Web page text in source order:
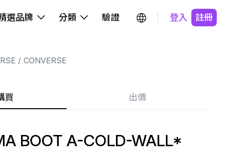
選品牌 分類 驗證 登入 註冊
CONVERSE
買 出價
BOOT A-COLD-WALL*